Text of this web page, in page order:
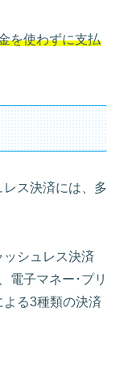
を使わずに支払
ス決済には、多
シュレス決済
電子マネー･プリ
る3種類の決済